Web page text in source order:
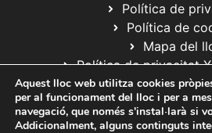
Política de
Política de
Mapa del
Política de privacitat
Aquest lloc web utilitza cookies
per al funcionament del lloc i per a
navegació, que només s'instal·larà si
Addicionalment, alguns continguts